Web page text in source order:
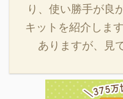
り、使い勝手が良
キットを紹介しま
ありますが、見